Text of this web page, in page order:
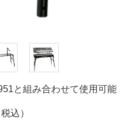
と組み合わせて使用可能
込）